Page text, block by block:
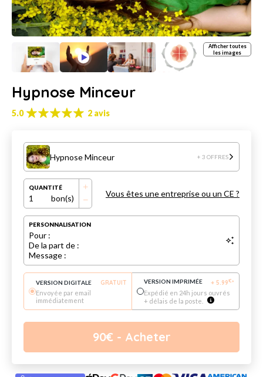
Afficher toutes
les images
Hypnose Minceur
5.0 2 avis
Hypnose Minceur + 3 OFFRES
QUANTITÉ
1 bon(s) Vous êtes une entreprise ou un CE ?
PERSONNALISATION
Pour :
De la part de :
Message :
VERSION DIGITALE
GRATUIT
Envoyée par email
immédiatement
VERSION IMPRIMÉE + 5.99€*
Expédié en 24h jours ouvrés
+ délais de la poste.
90€- Acheter